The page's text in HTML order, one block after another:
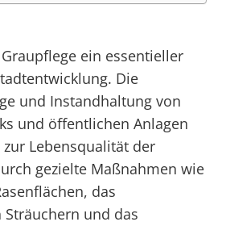
ein essentieller
Die
und Instandhaltung von
und öffentlichen Anlagen
Lebensqualität der
gezielte Maßnahmen wie
das
und das